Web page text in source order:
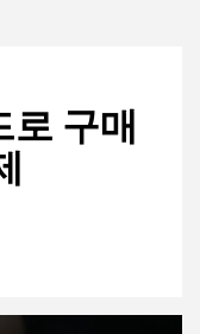
로 구매